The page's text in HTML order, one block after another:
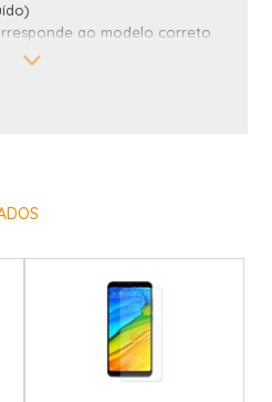
ao modelo correto